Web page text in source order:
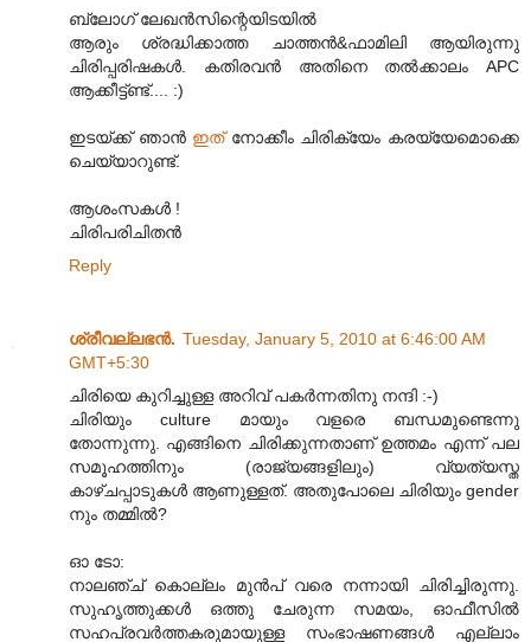
ബ്ലോഗ് ലേഖന്‍സിന്റെയിടയില്‍
ആരും ശ്രദ്ധിക്കാത്ത ചാത്തന്‍&ഫാമിലി ആയിരുന്നു
ചിരിപ്പരിഷകള്‍. കതിരവന്‍ അതിനെ തല്‍ക്കാലം APC
ആക്കീട്ട്ണ്ട്.... :)
ഇടയ്ക്ക് ഞാന്‍ ഇത് നോക്കീം ചിരിക്യേം കരയ്യേമൊക്കെ
ചെയ്യാറുണ്ട്.
ആശംസകള്‍ !
ചിരിപരിചിതന്‍
Reply
ശ്രീവല്ലഭന്‍. Tuesday, January 5, 2010 at 6:46:00 AM
GMT+5:30
ചിരിയെ കുറിച്ചുള്ള അറിവ് പകര്‍ന്നതിനു നന്ദി :-)
ചിരിയും culture മായും വളരെ ബന്ധമുണ്ടെന്നു
തോന്നുന്നു. എങ്ങിനെ ചിരിക്കുന്നതാണ് ഉത്തമം എന്ന് പല
സമൂഹത്തിനും (രാജ്യങ്ങളിലും) വ്യത്യസ്ത
കാഴ്ചപ്പാടുകള്‍ ആണുള്ളത്. അതുപോലെ ചിരിയും gender
നും തമ്മില്‍?
ഓ ടോ:
നാലഞ്ച് കൊല്ലം മുന്‍പ് വരെ നന്നായി ചിരിച്ചിരുന്നു.
സുഹൃത്തുക്കള്‍ ഒത്തു ചേരുന്ന സമയം, ഓഫീസില്‍
സഹപ്രവര്‍ത്തകരുമായുള്ള സംഭാഷണങ്ങള്‍ എല്ലാം